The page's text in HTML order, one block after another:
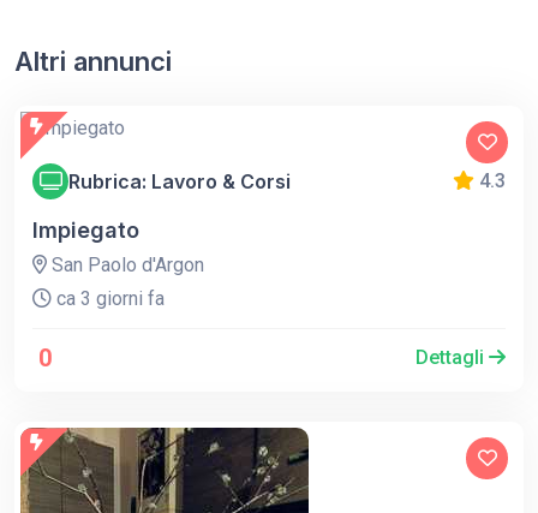
Altri annunci
Rubrica: Lavoro & Corsi 4.3
Impiegato
San Paolo d'Argon
ca 3 giorni fa
0 Dettagli